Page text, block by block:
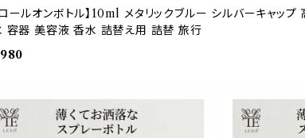
ロールオンボトル】10ml メタリックブルー シルバーキャッ
容器 美容液 香水 詰替え用 詰替 旅行